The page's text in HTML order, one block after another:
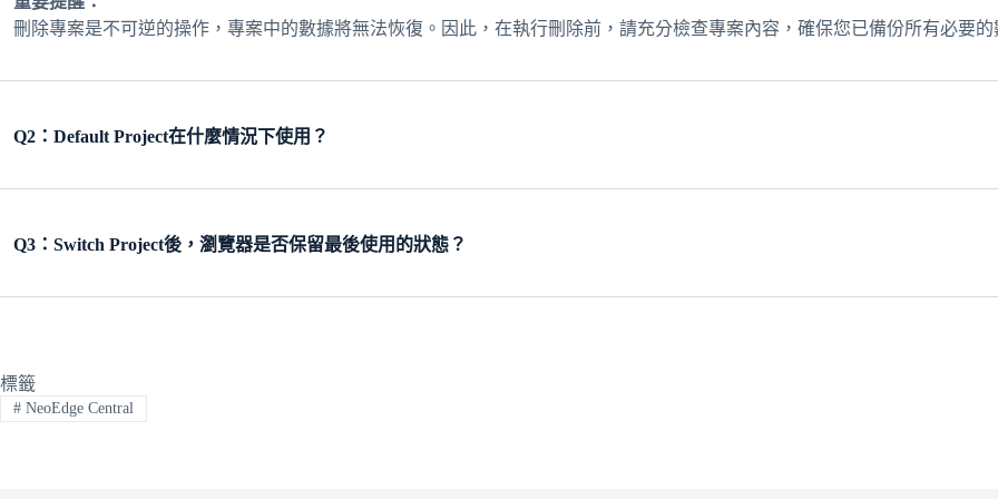
刪除專案是不可逆的操作，專案中的數據將無法恢復。因此，在執行刪除前，請充分檢查專案內容，確保您已備份所有必要的
Q2： Default Project在什麼情況下使用？
Q3： Switch Project後，瀏覽器是否保留最後使用的狀態？
標籤
#NeoEdge Central